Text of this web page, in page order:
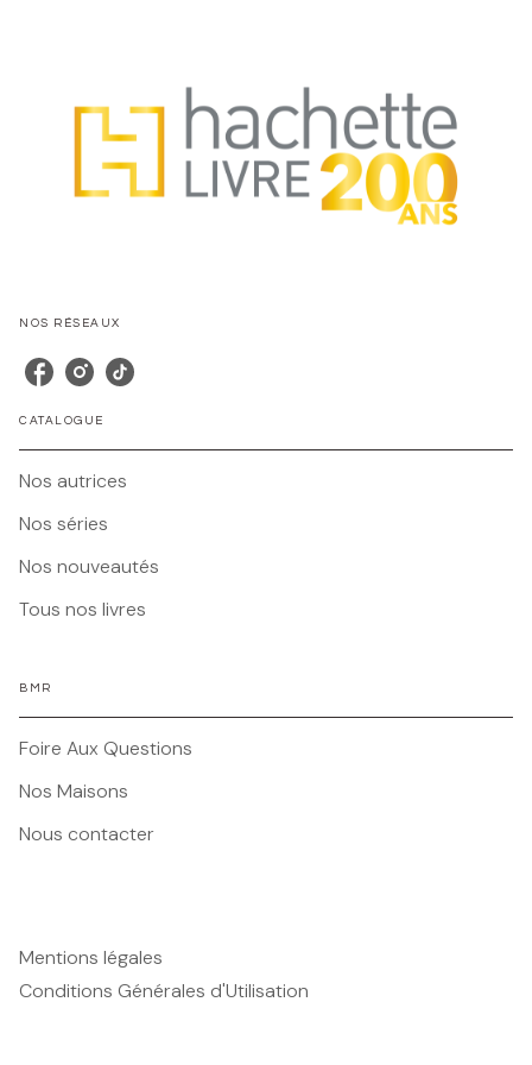
NOS RÉSEAUX
CATALOGUE
Nos autrices
Nos séries
Nos nouveautés
Tous nos livres
BMR
Foire Aux Questions
Nos Maisons
Nous contacter
Mentions légales
Conditions Générales d'Utilisation